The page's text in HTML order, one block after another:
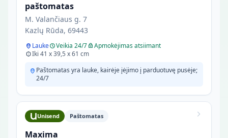
paštomatas
M. Valančiaus g. 7
Kazlų Rūda, 69443
Lauke Veikia 24/7
Apmokėjimas atsiimant
Iki 41 x 39,5 x 61 cm
Paštomatas yra lauke, kairėje įėjimo į parduotuvę pusėje;
24/7
Unisend Paštomatas
Maxima